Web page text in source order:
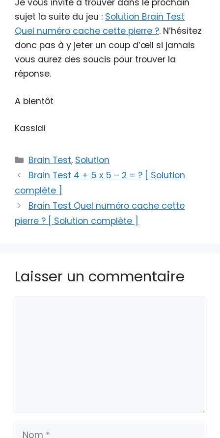
Je vous invite à trouver dans le prochain
sujet la suite du jeu : Solution Brain Test
Quel numéro cache cette pierre ?. N’hésitez
donc pas à y jeter un coup d’œil si jamais
vous aurez des soucis pour trouver la
réponse.
A bientôt
Kassidi
Catégories
Brain Test, Solution
Brain Test 4 + 5 x 5 – 2 = ? [ Solution
complète ]
Brain Test Quel numéro cache cette
pierre ? [ Solution complète ]
Laisser un commentaire
Nom